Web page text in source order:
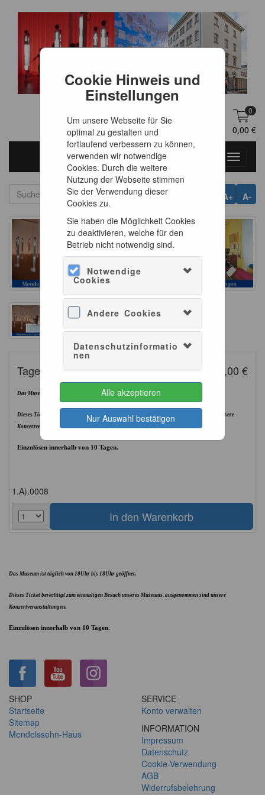
Cookie Hinweis und
Einstellungen
Um unsere Webseite für Sie
optimal zu gestalten und
fortlaufend verbessern zu können,
verwenden wir notwendige
Cookies. Durch die weitere
Nutzung der Webseite stimmen
Sie der Verwendung dieser
Cookies zu.
Sie haben die Möglichkeit Cookies
zu deaktivieren, welche für den
Betrieb nicht notwendig sind.
Notwendige
Cookies
Andere Cookies
Datenschutzinformatio
nen
Alle akzeptieren
Nur Auswahl bestätigen
DE
0
0,00 €
Toggle
A-
A+
10,00 €
Tagesticket Museum Vollpreis
Das Museum ist täglich von 10Uhr bis 18Uhr geöffnet.
Dieses Ticket berechtigt zum einmaligen Besuch unseres Museums, ausgenommen sind unsere
Konzertveranstaltungen.
Einzulösen innerhalb von 10 Tagen.
1.A).0008
Das Museum ist täglich von 10Uhr bis 18Uhr geöffnet.
Dieses Ticket berechtigt zum einmaligen Besuch unseres Museums, ausgenommen sind unsere
Konzertveranstaltungen.
Einzulösen innerhalb von 10 Tagen.
SHOP
Startseite
Sitemap
Mendelssohn-Haus
SERVICE
Konto verwalten
INFORMATION
Impressum
Datenschutz
Cookie-Verwendung
AGB
Widerrufsbelehrung